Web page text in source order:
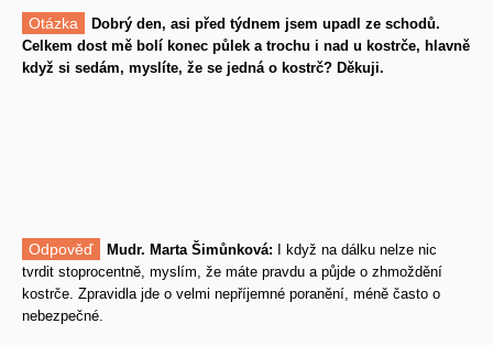
Otázka
Dobrý den, asi před týdnem jsem upadl ze schodů.
Celkem dost mě bolí konec půlek a trochu i nad u kostrče, hlavně
když si sedám, myslíte, že se jedná o kostrč? Děkuji.
Odpověď Mudr. Marta Šimůnková:
I když na dálku nelze nic
tvrdit stoprocentně, myslím, že máte pravdu a půjde o zhmoždění
kostrče. Zpravidla jde o velmi nepříjemné poranění, méně často o
nebezpečné.